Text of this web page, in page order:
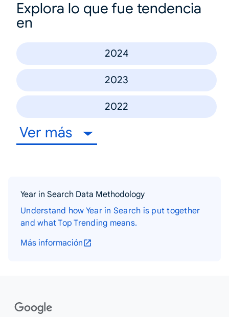
Explora lo que fue tendencia
en
2024
2023
2022
Ver más
Year in Search Data Methodology
Understand how Year in Search is put together
and what Top Trending means.
Más información